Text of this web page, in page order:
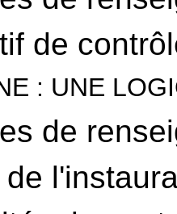
de
: UNE
de